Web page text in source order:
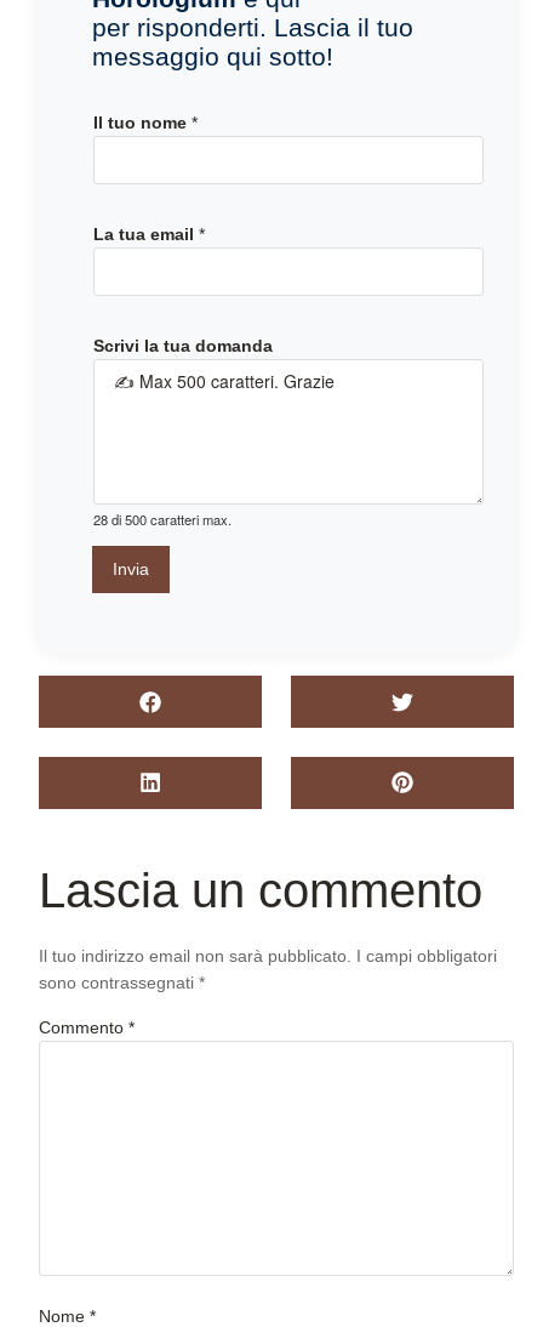
per risponderti. Lascia il tuo
messaggio qui sotto!
Il tuo nome *
La tua email *
IScrivi la tua domanda
28 di 500 caratteri max.
Invia
Lascia un commento
Il tuo indirizzo email non sarà pubblicato. I campi obbligatori
sono contrassegnati *
Commento *
Nome *